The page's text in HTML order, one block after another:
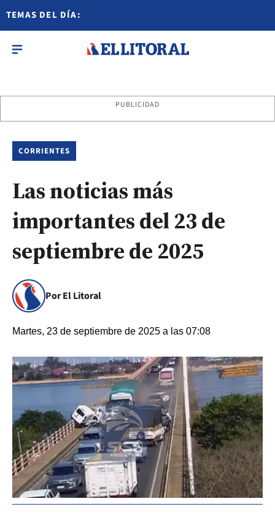
TEMAS DEL DÍA:
PUBLICIDAD
CORRIENTES
Las noticias más
importantes del 23 de
septiembre de 2025
Por El Litoral
Martes, 23 de septiembre de 2025 a las 07:08